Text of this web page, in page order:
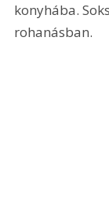
konyhába.
rohanásban.